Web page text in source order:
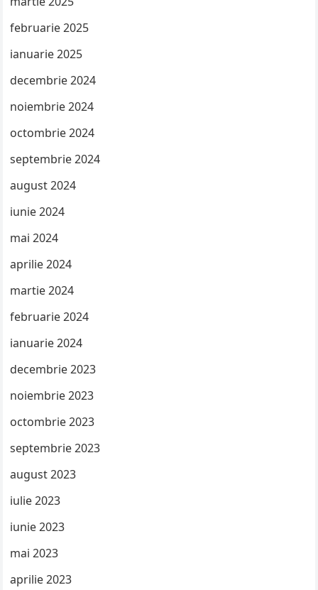
februarie 2025
ianuarie 2025
decembrie 2024
noiembrie 2024
octombrie 2024
septembrie 2024
august 2024
iunie 2024
mai 2024
aprilie 2024
martie 2024
februarie 2024
ianuarie 2024
decembrie 2023
noiembrie 2023
octombrie 2023
septembrie 2023
august 2023
iulie 2023
iunie 2023
mai 2023
aprilie 2023